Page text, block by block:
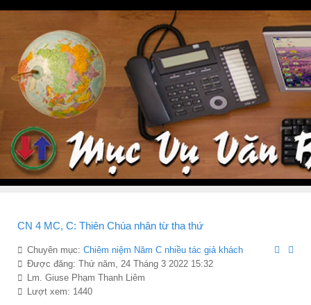
CN 4 MC, C: Thiên Chúa nhân từ tha thứ
Chuyên mục: Chiêm niệ̣m Năm C nhiều tác giả khách
Được đăng: Thứ năm, 24 Tháng 3 2022 15:32
Lm. Giuse Phạm Thanh Liêm
Lượt xem: 1440